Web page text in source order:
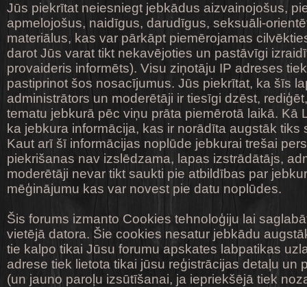
Jūs piekrītat neiesniegt jebkādus aizvainojošus,
apmelojošus, naidīgus, darudīgus, seksuāli-
materiālus, kas var pārkāpt piemērojamas
darot Jūs varat tikt nekavējoties un pastāvīgi
provaideris informēts). Visu ziņotāju IP adreses
pastiprinot šos nosacījumus. Jūs piekrītat, ka šīs
administrātors un moderētāji ir tiesīgi dzēst,
tematu jebkurā pēc viņu prāta piemērotā laikā. Kā
ka jebkura informācija, kas ir norādīta augstāk tiks
Kaut arī šī informācijas noplūde jebkurai trešai
piekrišanas nav izslēdzama, lapas izstrādātājs,
moderētāji nevar tikt saukti pie atbildības par
mēģinājumu kas var novest pie datu noplūdes.
Šis forums izmanto Cookies tehnoloģiju lai
vietējā datora. Šie cookies nesatur jebkādu
tie kalpo tikai Jūsu forumu apskates labpatikas
adrese tiek lietota tikai jūsu reģistrācijas detaļu un
(un jauno paroļu izsūtīšanai, ja iepriekšējā tiek